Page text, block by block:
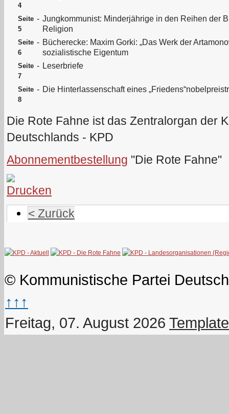
4
Seite
5
- Jungkommunist: Minderjährige in den Reihen der
Religion
Seite
6
- Bücherecke: Maxim Gorki: „Das Werk der
sozialistische Eigentum
Seite
7
- Leserbriefe
Seite
8
- Die Hinterlassenschaft eines
Die Rote Fahne ist das Zentralorgan der
Deutschlands - KPD
Abonnementbestellung "Die Rote Fahne"
< Zurück
© Kommunistische Partei
↑↑↑
Freitag, 07. August 2026